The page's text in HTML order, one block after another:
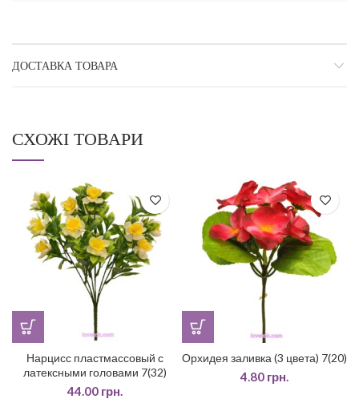
ДОСТАВКА ТОВАРА
СХОЖІ ТОВАРИ
Нарцисс пластмассовый с
латексными головами 7(32)
44.00 грн.
Орхидея заливка (3 цвета) 7(20)
4.80 грн.